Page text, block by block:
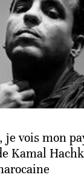
je vois mon
Kamal